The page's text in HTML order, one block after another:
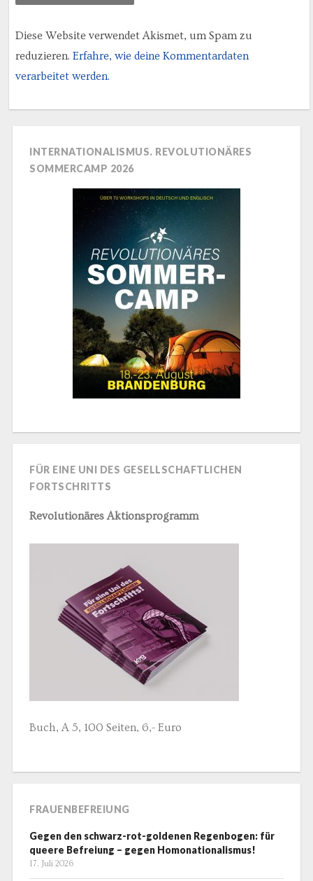
Diese Website verwendet Akismet, um Spam zu
reduzieren. Erfahre, wie deine Kommentardaten
verarbeitet werden.
INTERNATIONALISMUS. REVOLUTIONÄRES
SOMMERCAMP 2026
FÜR EINE UNI DES GESELLSCHAFTLICHEN
FORTSCHRITTS
Revolutionäres Aktionsprogramm
Buch, A 5, 100 Seiten, 6,- Euro
FRAUENBEFREIUNG
Gegen den schwarz-rot-goldenen Regenbogen: für
queere Befreiung – gegen Homonationalismus!
17. Juli 2026